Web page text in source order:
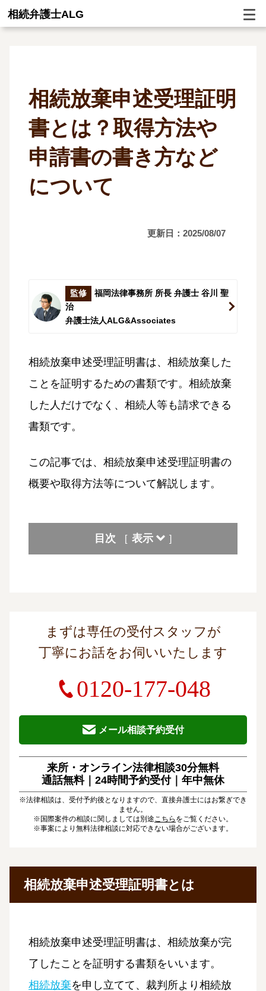
相続弁護士ALG
相続放棄申述受理証明
書とは？取得方法や
申請書の書き方など
について
更新日：2025/08/07
監修
福岡法律事務所 所長 弁護士 谷川 聖
治
弁護士法人ALG&Associates
相続放棄申述受理証明書は、相続放棄した
ことを証明するための書類です。相続放棄
した人だけでなく、相続人等も請求できる
書類です。
この記事では、相続放棄申述受理証明書の
概要や取得方法等について解説します。
目次 [ 表示 ]
まずは専任の受付スタッフが
丁寧にお話をお伺いいたします
0120-177-048
メール相談予約受付
来所・オンライン法律相談30分無料
通話無料｜24時間予約受付｜ 年中無休
※法律相談は、受付予約後となりますので、直接弁護士にはお繋ぎでき
ません。
※国際案件の相談に関しましては別途 こちら をご覧ください。
※事案により無料法律相談に対応できない場合がございます。
相続放棄申述受理証明書とは
相続放棄申述受理証明書は、相続放棄が完
了したことを証明する書類をいいます。
相続放棄を申し立てて、裁判所より相続放